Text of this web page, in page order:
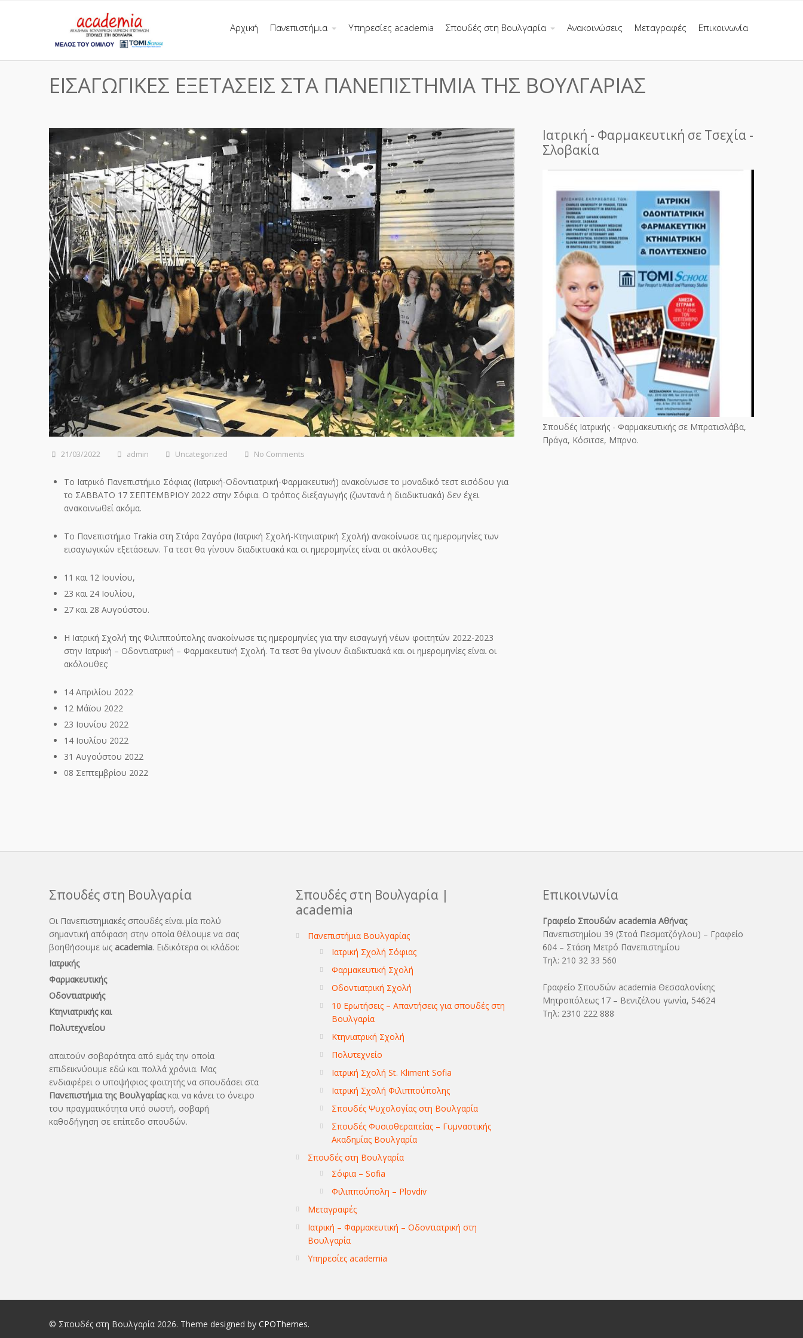
Αρχική Πανεπιστήμια Υπηρεσίες academia Σπουδές στη Βουλγαρία Ανακοινώσεις Μεταγραφές Επικοινωνία
ΕΙΣΑΓΩΓΙΚΕΣ ΕΞΕΤΑΣΕΙΣ ΣΤΑ ΠΑΝΕΠΙΣΤΗΜΙΑ ΤΗΣ ΒΟΥΛΓΑΡΙΑΣ
21/03/2022 admin Uncategorized No Comments
Το Ιατρικό Πανεπιστήμιο Σόφιας (Ιατρική-Οδοντιατρική-Φαρμακευτική) ανακοίνωσε το μοναδικό τεστ εισόδου για
το ΣΑΒΒΑΤΟ 17 ΣΕΠΤΕΜΒΡΙΟΥ 2022 στην Σόφια. Ο τρόπος διεξαγωγής (ζωντανά ή διαδικτυακά) δεν έχει
ανακοινωθεί ακόμα.
Το Πανεπιστήμιο Trakia στη Στάρα Ζαγόρα (Ιατρική Σχολή-Κτηνιατρική Σχολή) ανακοίνωσε τις ημερομηνίες των
εισαγωγικών εξετάσεων. Τα τεστ θα γίνουν διαδικτυακά και οι ημερομηνίες είναι οι ακόλουθες:
11 και 12 Ιουνίου,
23 και 24 Ιουλίου,
27 και 28 Αυγούστου.
Η Ιατρική Σχολή της Φιλιππούπολης ανακοίνωσε τις ημερομηνίες για την εισαγωγή νέων φοιτητών 2022-2023
στην Ιατρική – Οδοντιατρική – Φαρμακευτική Σχολή. Τα τεστ θα γίνουν διαδικτυακά και οι ημερομηνίες είναι οι
ακόλουθες:
14 Απριλίου 2022
12 Μάϊου 2022
23 Ιουνίου 2022
14 Ιουλίου 2022
31 Αυγούστου 2022
08 Σεπτεμβρίου 2022
Ιατρική - Φαρμακευτική σε Τσεχία -
Σλοβακία
Σπουδές Ιατρικής - Φαρμακευτικής σε Μπρατισλάβα,
Πράγα, Κόσιτσε, Μπρνο.
Σπουδές στη Βουλγαρία
Οι Πανεπιστημιακές σπουδές είναι μία πολύ
σημαντική απόφαση στην οποία θέλουμε να σας
βοηθήσουμε ως academia. Ειδικότερα οι κλάδοι:
Ιατρικής
Φαρμακευτικής
Οδοντιατρικής
Κτηνιατρικής και
Πολυτεχνείου
απαιτούν σοβαρότητα από εμάς την οποία
επιδεικνύουμε εδώ και πολλά χρόνια. Μας
ενδιαφέρει ο υποψήφιος φοιτητής να σπουδάσει στα
Πανεπιστήμια της Βουλγαρίαςκαι να κάνει το όνειρo
του πραγματικότητα υπό σωστή, σοβαρή
καθοδήγηση σε επίπεδο σπουδών.
Σπουδές στη Βουλγαρία |
academia
Πανεπιστήμια Βουλγαρίας
Ιατρική Σχολή Σόφιας
Φαρμακευτική Σχολή
Οδοντιατρική Σχολή
10 Ερωτήσεις – Απαντήσεις για σπουδές στη
Βουλγαρία
Κτηνιατρική Σχολή
Πολυτεχνείο
Ιατρική Σχολή St. Kliment Sofia
Ιατρική Σχολή Φιλιππούπολης
Σπουδές Ψυχολογίας στη Βουλγαρία
Σπουδές Φυσιοθεραπείας – Γυμναστικής
Ακαδημίας Βουλγαρία
Σπουδές στη Βουλγαρία
Σόφια – Sofia
Φιλιππούπολη – Plovdiv
Μεταγραφές
Ιατρική – Φαρμακευτική – Οδοντιατρική στη
Βουλγαρία
Υπηρεσίες academia
Επικοινωνία
Γραφείο Σπουδών academia Αθήνας
Πανεπιστημίου 39 (Στοά Πεσματζόγλου) – Γραφείο
604 – Στάση Μετρό Πανεπιστημίου
Τηλ: 210 32 33 560
Γραφείο Σπουδών academia Θεσσαλονίκης
Μητροπόλεως 17 – Βενιζέλου γωνία, 54624
Τηλ: 2310 222 888
© Σπουδές στη Βουλγαρία 2026. Theme designed by CPOThemes.